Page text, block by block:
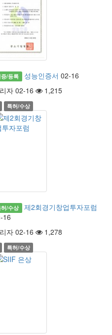
/등록 성능인증서 02-16
자 02-16
1,215
특허/수상
/수상
제2회경기창업투자포럼
16
자 02-16
1,278
특허/수상